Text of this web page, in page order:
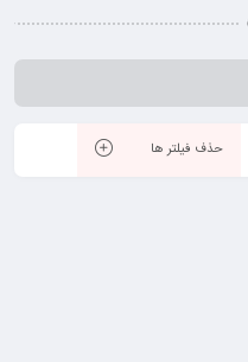
حذف فیلتر ها